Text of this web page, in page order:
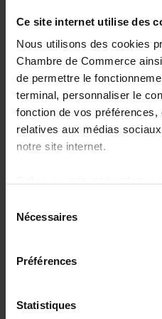
Ce site internet utilise des
Nous utilisons des cookies
Chambre de Commerce
de permettre le
terminal, personnaliser le
fonction de vos préférences,
relatives aux médias
notre site internet.
à l’exception des cookies
fonctionnement du site.
cookies est accessible sous
dessus.
Il est précisé que la
Nécessaires
Préférences
Statistiques
Cet atelier a pour but de
recouvrement des factures.
Plan de la session :
Qu’est-ce qu’une facture
Présentation de l'intervenante
Maître Stéphanie